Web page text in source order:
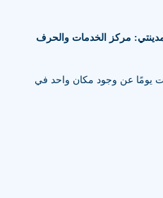
مركز الخدمات والحرف
يومًا عن وجود مكان واحد في